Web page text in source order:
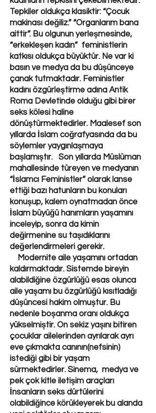
Tepkiler oldukça klasiktir: “Çocuk
makinası değiliz.” “Organlarım bana
aittir”. Bu olgunun yerleşmesinde,
“erkekleşen kadın” feministlerin
katkısı oldukça büyüktür. Ne var ki
basın ve medya da bu düşünceye
çanak tutmaktadır. Feministler
kadını özgürleştirme adına Antik
Roma Devletinde olduğu gibi birer
seks kölesi haline
dönüştürmektedirler. Maalesef son
yıllarda İslam coğrafyasında da bu
söylemler yaygınlaşmaya
başlamıştır. Son yıllarda Müslüman
mahallesinde türeyen ve medyanın
“İslamcı Feministler” olarak lanse
ettiği bazı hatunların bu konuları
konuşup, kalem oynatmadan önce
İslam büyüğü hanımların yaşamını
inceleyip, sonra da kimin
değirmenine su taşıdıklarını
değerlendirmeleri gerekir.
Modernite aile yaşamını ortadan
kaldırmaktadır. Sistemde bireyin
alabildiğine özgürlüğü esas olunca
aile yaşamı bu özgürlüğü kısıtladığı
düşüncesi hakim olmuştur. Bu
nedenle boşanma oranı oldukça
yükselmiştir. On sekiz yaşını bitiren
çocuklar ailelerinden ayrılarak ayrı
eve çıkmakta canının(nefsinin)
istediği gibi bir yaşam
sürmektedirler. Sinema, medya ve
pek çok kitle iletişim araçları
İnsanların seks dürtülerini
olabildiğince körükleyerek bu alanda